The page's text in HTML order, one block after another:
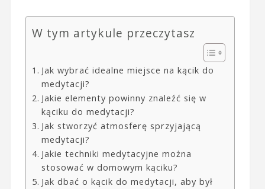
W tym artykule przeczytasz
Jak wybrać idealne miejsce na kącik do
medytacji?
Jakie elementy powinny znaleźć się w
kąciku do medytacji?
Jak stworzyć atmosferę sprzyjającą
medytacji?
Jakie techniki medytacyjne można
stosować w domowym kąciku?
Jak dbać o kącik do medytacji, aby był